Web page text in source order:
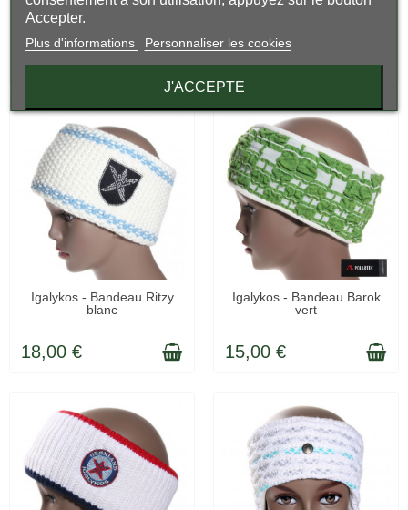
(1 avis)
LIVRÉ SOUS 48H
Igalykos - Bandeau Ritzy
18,00 €
LIVRÉ SOUS 48H
Igalykos - Bandeau ski Ritzy
15,00 €
LIVRÉ SOUS 48H
Igalykos - Bandeau Ritzy
blanc
18,00 €
LIVRÉ SOUS 48H
Igalykos - Bandeau Barok
vert
15,00 €
Accepter.
Plus d'informations Personnaliser les cookies
J'ACCEPTE